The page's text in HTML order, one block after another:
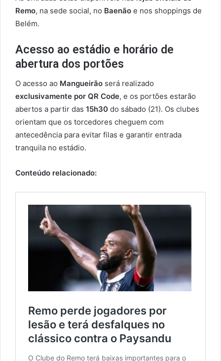
Remo, na sede social, no Baenão e nos shoppings de
Belém.
Acesso ao estádio e horário de
abertura dos portões
O acesso ao Mangueirão será realizado
exclusivamente por QR Code, e os portões estarão
abertos a partir das 15h30 do sábado (21). Os clubes
orientam que os torcedores cheguem com
antecedência para evitar filas e garantir entrada
tranquila no estádio.
Conteúdo relacionado: